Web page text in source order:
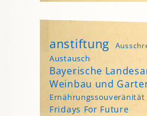
anstiftung
Austausch
Bayerische
Weinbau und
Ernährungssouveränität
Fridays For Future